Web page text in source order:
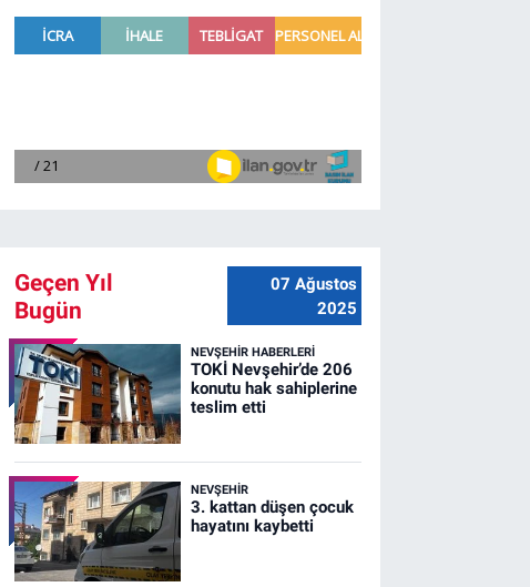
Geçen Yıl
Bugün
07 Ağustos
2025
NEVŞEHIR HABERLERI
TOKİ Nevşehir’de 206
konutu hak sahiplerine
teslim etti
NEVŞEHIR
3. kattan düşen çocuk
hayatını kaybetti